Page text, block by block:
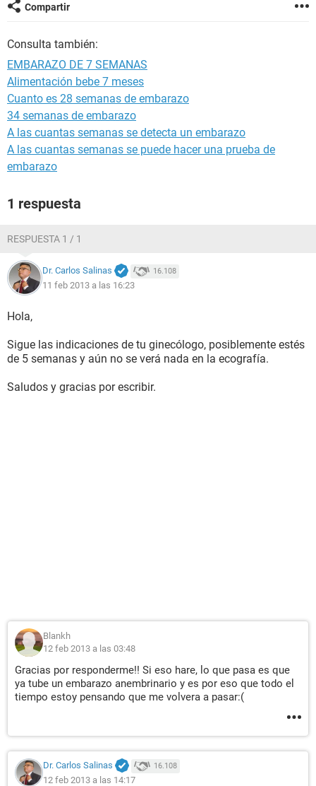
Compartir
Consulta también:
EMBARAZO DE 7 SEMANAS
Alimentación bebe 7 meses
Cuanto es 28 semanas de embarazo
34 semanas de embarazo
A las cuantas semanas se detecta un embarazo
A las cuantas semanas se puede hacer una prueba de
embarazo
1 respuesta
RESPUESTA 1 / 1
Dr. Carlos Salinas 16.108
11 feb 2013 a las 16:23
Hola,
Sigue las indicaciones de tu ginecólogo, posiblemente estés
de 5 semanas y aún no se verá nada en la ecografía.
Saludos y gracias por escribir.
Blankh
12 feb 2013 a las 03:48
Gracias por responderme!! Si eso hare, lo que pasa es que
ya tube un embarazo anembrinario y es por eso que todo el
tiempo estoy pensando que me volvera a pasar:(
Dr. Carlos Salinas 16.108
12 feb 2013 a las 14:17